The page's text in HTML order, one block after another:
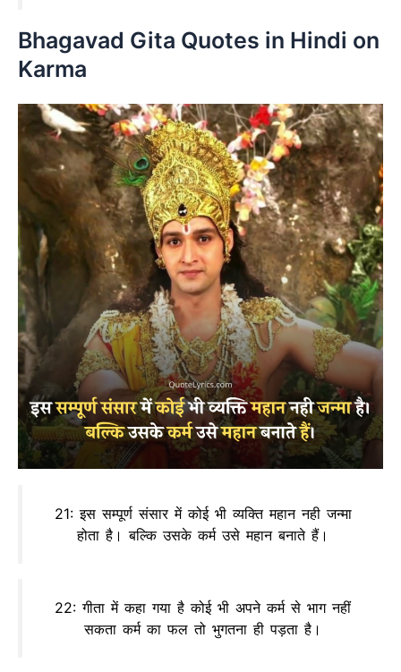
Bhagavad Gita Quotes in Hindi on
Karma
21: इस सम्पूर्ण संसार में कोई भी व्यक्ति महान नही जन्मा
होता है। बल्कि उसके कर्म उसे महान बनाते हैं।
22: गीता में कहा गया है कोई भी अपने कर्म से भाग नहीं
सकता कर्म का फल तो भुगतना ही पड़ता है।